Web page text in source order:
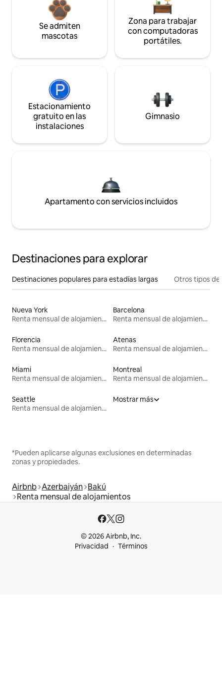
Se admiten
mascotas
Zona para trabajar
con computadoras
portátiles.
Estacionamiento
gratuito en las
instalaciones
Gimnasio
Apartamento con servicios incluidos
Destinaciones para explorar
Destinaciones populares para estadías largas Otros tipos de
Nueva York
Renta mensual de alojamientos
Barcelona
Renta mensual de alojamientos
Florencia
Renta mensual de alojamientos
Atenas
Renta mensual de alojamientos
Miami
Renta mensual de alojamientos
Montreal
Renta mensual de alojamientos
Seattle
Renta mensual de alojamientos
Mostrar más
*Pueden aplicarse algunas exclusiones en determinadas
zonas y propiedades.
Airbnb Azerbaiyán Bakú
Renta mensual de alojamientos
© 2026 Airbnb, Inc.
Privacidad
Términos